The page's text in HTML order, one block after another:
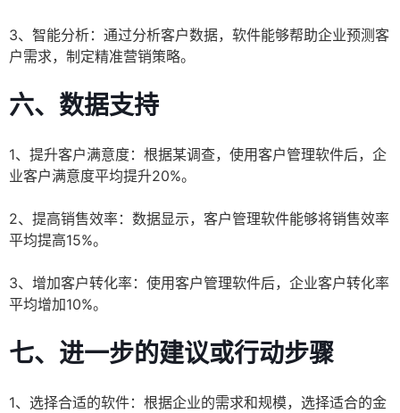
3、智能分析：通过分析客户数据，软件能够帮助企业预测客
户需求，制定精准营销策略。
六、数据支持
1、提升客户满意度：根据某调查，使用客户管理软件后，企
业客户满意度平均提升20%。
2、提高销售效率：数据显示，客户管理软件能够将销售效率
平均提高15%。
3、增加客户转化率：使用客户管理软件后，企业客户转化率
平均增加10%。
七、进一步的建议或行动步骤
1、选择合适的软件：根据企业的需求和规模，选择适合的金